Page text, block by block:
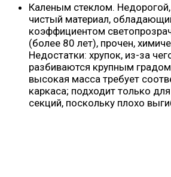
Каленым стеклом.
чистый материал,
коэффициентом
(более 80 лет), прочен,
Недостатки: хрупок, из-за
разбиваются крупным
высокая масса требует
каркаса; подходит только
секций, поскольку плохо